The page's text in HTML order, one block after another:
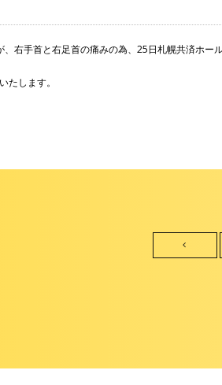
右手首と右足首の痛みの為、25日札幌共済ホ
たします。